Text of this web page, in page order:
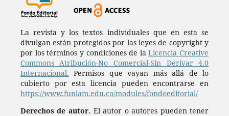
La revista y los textos individuales que en esta se
divulgan están protegidos por las leyes de copyright y
por los términos y condiciones de laLicencia Creative
Commons Atribución-No Comercial-Sin Derivar 4.0
Internacional. Permisos que vayan más allá de lo
cubierto por esta licencia pueden encontrarse en
https://www.funlam.edu.co/modules/fondoeditorial/
Derechos de autor. El autor o autores pueden tener